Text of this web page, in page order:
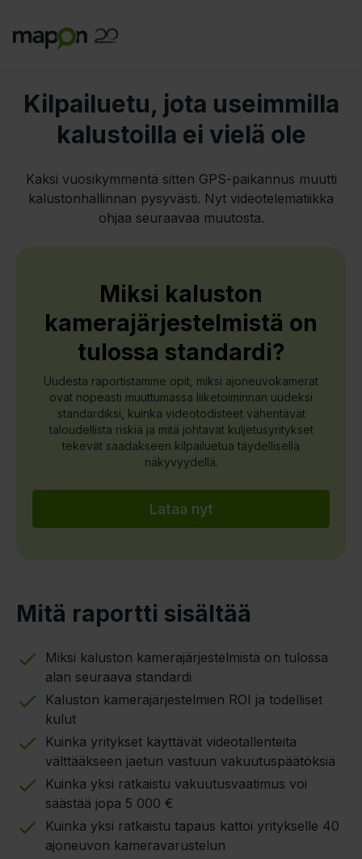
Kilpailuetu, jota useimmilla
kalustoilla ei vielä ole
Kaksi vuosikymmentä sitten GPS-paikannus muutti
kalustonhallinnan pysyvästi. Nyt videotelematiikka
ohjaa seuraavaa muutosta.
Miksi kaluston
kamerajärjestelmistä on
tulossa standardi?
Uudesta raportistamme opit, miksi ajoneuvokamerat
ovat nopeasti muuttumassa liiketoiminnan uudeksi
standardiksi, kuinka videotodisteet vähentävät
taloudellista riskiä ja mitä johtavat kuljetusyritykset
tekevät saadakseen kilpailuetua täydellisellä
näkyvyydellä.
Lataa nyt
Mitä raportti sisältää
Miksi kaluston kamerajärjestelmistä on tulossa
alan seuraava standardi
Kaluston kamerajärjestelmien ROI ja todelliset
kulut
Kuinka yritykset käyttävät videotallenteita
välttääkseen jaetun vastuun vakuutuspäätöksiä
Kuinka yksi ratkaistu vakuutusvaatimus voi
säästää jopa 5 000 €
Kuinka yksi ratkaistu tapaus kattoi yritykselle 40
ajoneuvon kameravarustelun